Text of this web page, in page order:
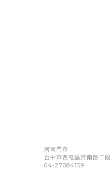
河南門市
台中市西屯區河南路二
04-27084159